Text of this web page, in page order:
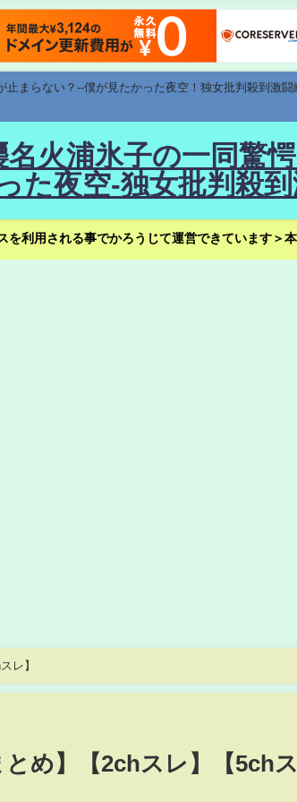
まらない？--僕が見たかった夜空！独女批判殺到激
火浦氷子の一同驚
た夜空-独女批判殺
利用される事でかろうじて運営できています＞
レ】
め】【2chスレ】【5ch